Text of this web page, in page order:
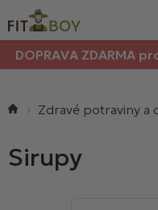
na
obsah
DOPRAVA ZDARMA
Zdravé potraviny a
Sirupy